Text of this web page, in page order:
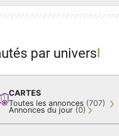
par univers
CARTES
Toutes les annonces (707)
Annonces du jour (0)